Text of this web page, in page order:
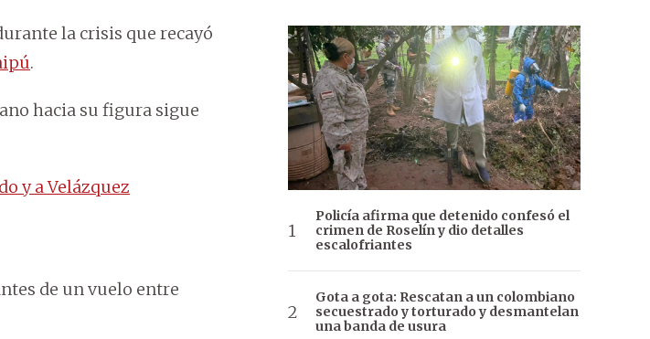
la crisis que recayó
.
hacia su figura sigue
y a Velázquez
de un vuelo entre
Policía afirma que detenido confesó el
crimen de Roselín y dio detalles
escalofriantes
Gota a gota: Rescatan a un colombiano
secuestrado y torturado y desmantelan
una banda de usura